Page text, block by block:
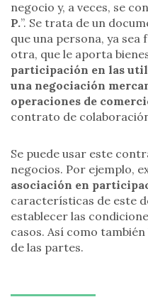
negocio y, a veces, se
P.”. Se trata de un
que una persona, ya
otra, que le aporta
participación en las
una negociación
operaciones de
contrato de
Se puede usar este
negocios. Por ejemplo,
asociación en
características de este
establecer las
casos. Así como
de las partes.